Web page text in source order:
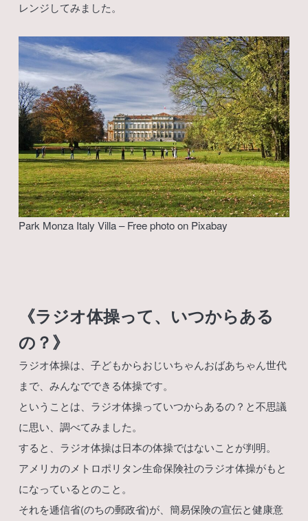
レンジしてみました。
Park Monza Italy Villa – Free photo on Pixabay
《ラジオ体操って、いつからある
の？》
ラジオ体操は、子どもからおじいちゃんおばあちゃん世代
まで、みんなでできる体操です。
ということは、ラジオ体操っていつからあるの？と不思議
に思い、調べてみました。
すると、ラジオ体操は日本の体操ではないことが判明。
アメリカのメトロポリタン生命保険社のラジオ体操がもと
になっているとのこと。
それを逓信省(のちの郵政省)が、簡易保険の宣伝と健康意